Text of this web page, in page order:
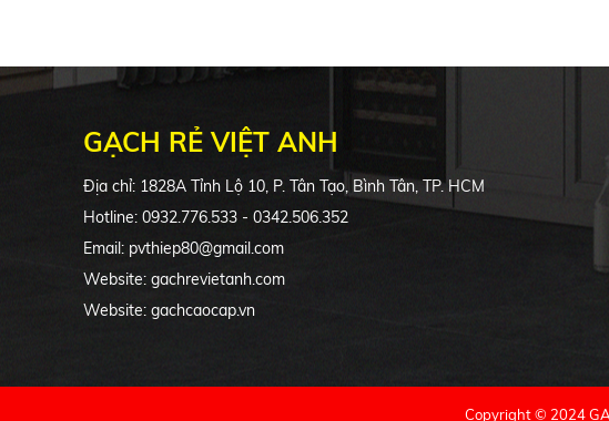
GẠCH RẺ VIỆT ANH
Địa chỉ: 1828A Tỉnh Lộ 10, P. Tân Tạo, Bình Tân, TP. HCM
Hotline: 0932.776.533 - 0342.506.352
Email: pvthiep80@gmail.com
Website: gachrevietanh.com
Website: gachcaocap.vn
Copyright © 2024